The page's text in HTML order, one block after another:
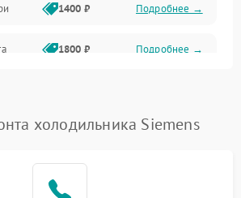
1400 ₽ Подробнее →
1800 ₽ Подробнее →
Frost 2600 ₽ Подробнее →
холодильника Siemens